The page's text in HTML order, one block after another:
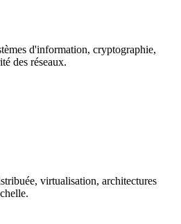
d'information, cryptographie,
des réseaux.
virtualisation, architectures